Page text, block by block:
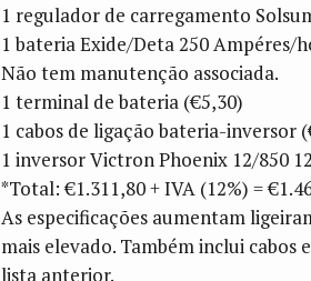
1 regulador de carregamento
1 bateria Exide/Deta 250 Ampéres/
Não tem manutenção associada.
1 terminal de bateria (€5,30)
1 cabos de ligação bateria-inversor
1 inversor Victron Phoenix 12/850
*Total: €1.311,80 + IVA (12%) =
As especificações aumentam
mais elevado. Também inclui
lista anterior.